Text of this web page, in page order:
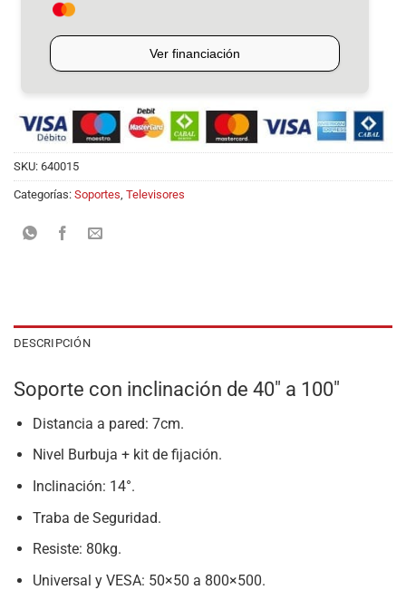
SKU: 640015
Categorías: Soportes Televisores
DESCRIPCIÓN
Soporte con inclinación de 40″ a 100″
Distancia a pared: 7cm.
Nivel Burbuja + kit de fijación.
Inclinación: 14°.
Traba de Seguridad.
Resiste: 80kg.
Universal y VESA: 50×50 a 800×500.